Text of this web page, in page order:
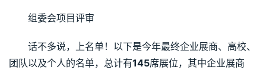
组委会项目评审
话不多说，上名单！以下是今年最终企业展商、高校、
团队以及个人的名单，总计有145席展位，其中企业展商